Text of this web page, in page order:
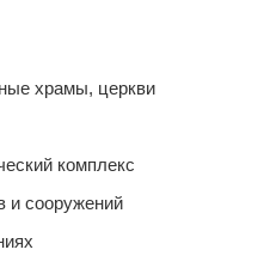
храмы, церкви
комплекс
и сооружений